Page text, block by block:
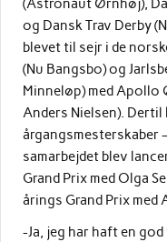
(Astronaut Ørnhøj),
og Dansk Trav Derby
blevet til sejr i de
(Nu Bangsbo) og
Minneløp) med
Anders Nielsen).
årgangsmesterskaber
samarbejdet blev
Grand Prix med Olga
årings Grand Prix
-Ja, jeg har haft en